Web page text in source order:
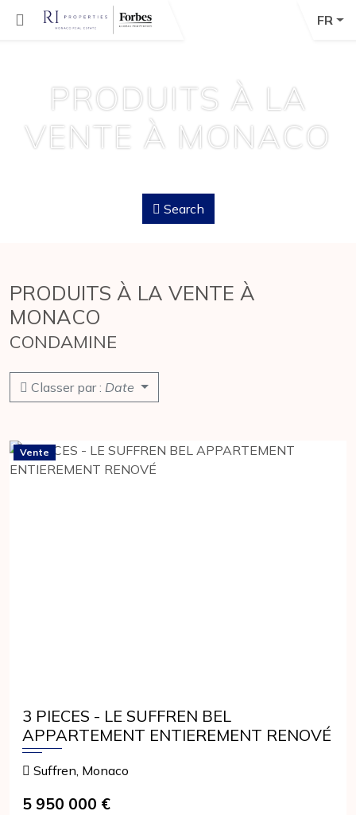
FR
PRODUITS À LA
VENTE À MONACO
Search
PRODUITS À LA VENTE À
MONACO
CONDAMINE
Classer par : Date
Vente
3 PIECES - LE SUFFREN BEL
APPARTEMENT ENTIEREMENT RENOVÉ
Suffren, Monaco
5 950 000 €